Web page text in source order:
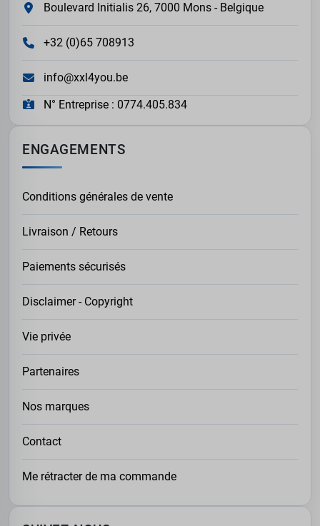
Boulevard Initialis 26, 7000 Mons - Belgique
+32 (0)65 708913
info@xxl4you.be
N° Entreprise : 0774.405.834
ENGAGEMENTS
Conditions générales de vente
Livraison / Retours
Paiements sécurisés
Disclaimer - Copyright
Vie privée
Partenaires
Nos marques
Contact
Me rétracter de ma commande